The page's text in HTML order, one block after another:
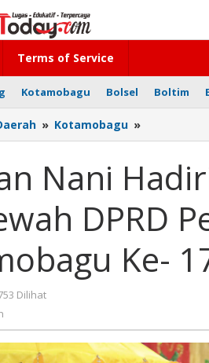
Terms of Service
Kotamobagu Bolsel Boltim
» Kotamobagu »
Nani
Rapat
Paripurna
Istimewah
DPRD
HUT
Kotamobagu
Nani
DPRD
Ke-
Dilihat